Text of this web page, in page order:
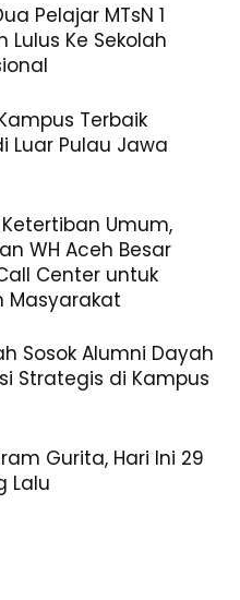
Pelajar MTsN 1
Lulus Ke Sekolah
Terbaik
Luar Pulau Jawa
Umum,
WH Aceh Besar
Center untuk
Masyarakat
Sosok Alumni Dayah
Strategis di Kampus
Gurita, Hari Ini 29
Lalu